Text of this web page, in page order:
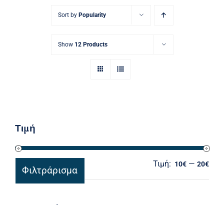
Sort by Popularity
Show 12 Products
Τιμή
τιμή
τιμή
Φιλτράρισμα
Τιμή: 10€ —20€